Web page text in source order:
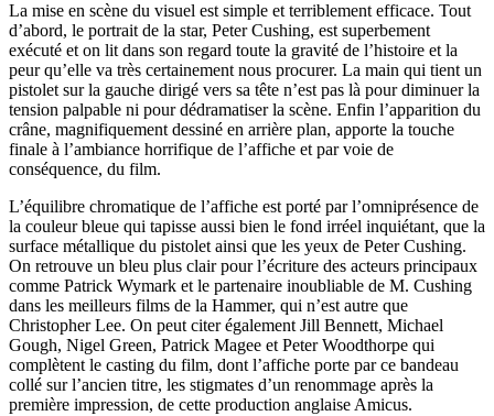
La mise en scène du visuel est simple et terriblement efficace. Tout
d’abord, le portrait de la star, Peter Cushing, est superbement
exécuté et on lit dans son regard toute la gravité de l’histoire et la
peur qu’elle va très certainement nous procurer. La main qui tient un
pistolet sur la gauche dirigé vers sa tête n’est pas là pour diminuer la
tension palpable ni pour dédramatiser la scène. Enfin l’apparition du
crâne, magnifiquement dessiné en arrière plan, apporte la touche
finale à l’ambiance horrifique de l’affiche et par voie de
conséquence, du film.
L’équilibre chromatique de l’affiche est porté par l’omniprésence de
la couleur bleue qui tapisse aussi bien le fond irréel inquiétant, que la
surface métallique du pistolet ainsi que les yeux de Peter Cushing.
On retrouve un bleu plus clair pour l’écriture des acteurs principaux
comme Patrick Wymark et le partenaire inoubliable de M. Cushing
dans les meilleurs films de la Hammer, qui n’est autre que
Christopher Lee. On peut citer également Jill Bennett, Michael
Gough, Nigel Green, Patrick Magee et Peter Woodthorpe qui
complètent le casting du film, dont l’affiche porte par ce bandeau
collé sur l’ancien titre, les stigmates d’un renommage après la
première impression, de cette production anglaise Amicus.